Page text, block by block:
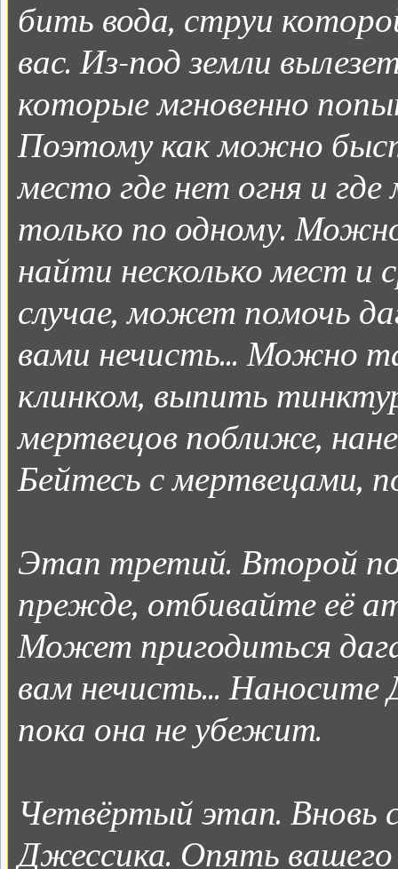
бить вода, струи
вас. Из-под земли
которые мгновенно
Поэтому как можно
место где нет огня и
только по одному.
найти несколько мест и
случае, может помочь
вами нечисть... Можно
клинком, выпить
мертвецов поближе,
Бейтесь с мертвецами,
Этап третий. Второй
прежде, отбивайте её
Может пригодиться
вам нечисть... Наносите
пока она не убежит.
Четвёртый этап. Вновь
Джессика. Опять